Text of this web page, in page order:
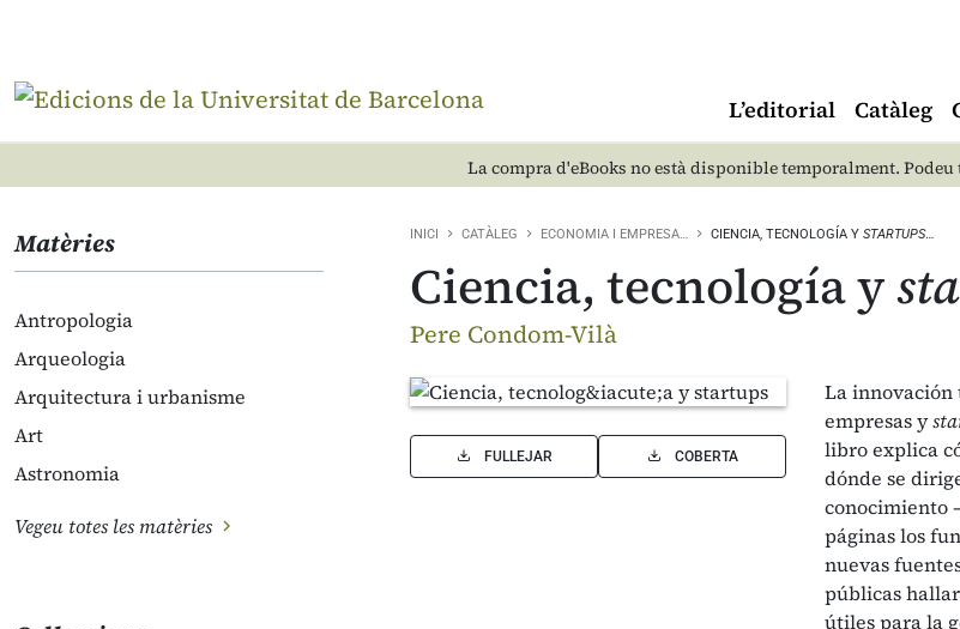
L’editorial Catàleg
La compra d'eBooks no està disponible temporalment.
Matèries
Antropologia
Arqueologia
Arquitectura i urbanisme
Art
Astronomia
Vegeu totes les matèries
INICI CATÀLEG ECONOMIA I EMPRESA… CIENCIA, TECNOLOGÍA Y STARTUPS…
Ciencia, tecnología y
Pere Condom-Vilà
FULLEJAR COBERTA
La innovación
empresas y
libro explica
dónde se
conocimiento
páginas los
nuevas
públicas
útiles para la